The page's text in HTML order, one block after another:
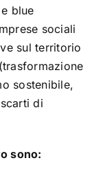
blue
sociali
sul territorio
sostenibile,
di
sono: